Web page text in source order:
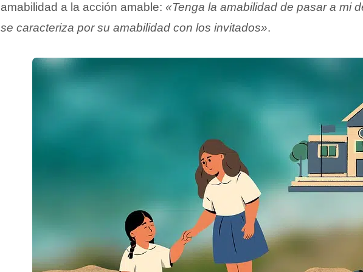
amabilidad a la acción amable: «Tenga la amabilidad de pasar a mi
se caracteriza por su amabilidad con los invitados».